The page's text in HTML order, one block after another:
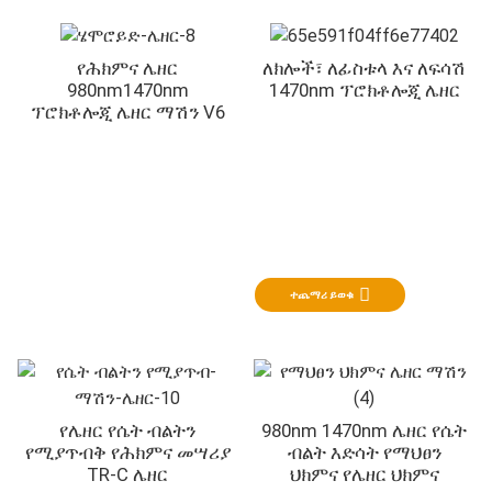
የሕክምና ሌዘር
980nm1470nm
ፕሮክቶሎጂ ሌዘር ማሽን V6
ለክሎች፣ ለፊስቱላ እና ለፍሳሽ
1470nm ፕሮክቶሎጂ ሌዘር
ተጨማሪ ይወቁ
የሌዘር የሴት ብልትን
የሚያጥብቅ የሕክምና መሣሪያ
TR-C ሌዘር
980nm 1470nm ሌዘር የሴት
ብልት እድሳት የማህፀን
ህክምና የሌዘር ህክምና